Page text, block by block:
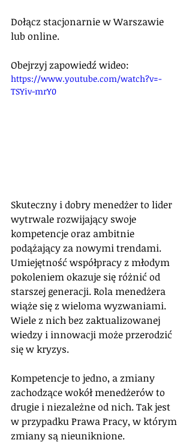
Dołącz stacjonarnie w Warszawie
lub online.
Obejrzyj zapowiedź wideo:
https://www.youtube.com/watch?v=-
TSYiv-mrY0
Skuteczny i dobry menedżer to lider
wytrwale rozwijający swoje
kompetencje oraz ambitnie
podążający za nowymi trendami.
Umiejętność współpracy z młodym
pokoleniem okazuje się różnić od
starszej generacji. Rola menedżera
wiąże się z wieloma wyzwaniami.
Wiele z nich bez zaktualizowanej
wiedzy i innowacji może przerodzić
się w kryzys.
Kompetencje to jedno, a zmiany
zachodzące wokół menedżerów to
drugie i niezależne od nich. Tak jest
w przypadku Prawa Pracy, w którym
zmiany są nieuniknione.